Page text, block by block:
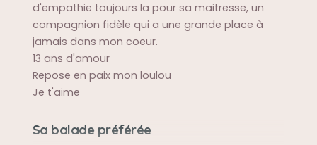
d'empathie toujours la pour sa maitresse, un
compagnion fidèle qui a une grande place à
jamais dans mon coeur.
13 ans d'amour
Repose en paix mon loulou
Je t'aime
Sa balade préférée